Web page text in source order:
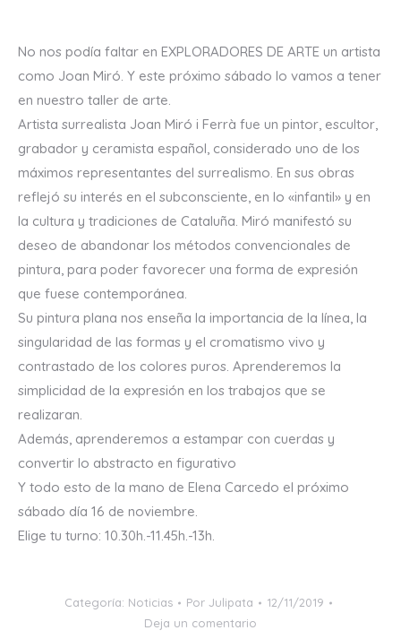
No nos podía faltar en EXPLORADORES DE ARTE un artista
como Joan Miró. Y este próximo sábado lo vamos a tener
en nuestro taller de arte.
Artista surrealista Joan Miró i Ferrà fue un pintor, escultor,
grabador y ceramista español, considerado uno de los
máximos representantes del surrealismo. En sus obras
reflejó su interés en el subconsciente, en lo «infantil» y en
la cultura y tradiciones de Cataluña. Miró manifestó su
deseo de abandonar los métodos convencionales de
pintura, para poder favorecer una forma de expresión
que fuese contemporánea.
Su pintura plana nos enseña la importancia de la línea, la
singularidad de las formas y el cromatismo vivo y
contrastado de los colores puros. Aprenderemos la
simplicidad de la expresión en los trabajos que se
realizaran.
Además, aprenderemos a estampar con cuerdas y
convertir lo abstracto en figurativo
Y todo esto de la mano de Elena Carcedo el próximo
sábado día 16 de noviembre.
Elige tu turno: 10.30h.-11.45h.-13h.
Categoría: Noticias Por Julipata
12/11/2019
Deja un comentario